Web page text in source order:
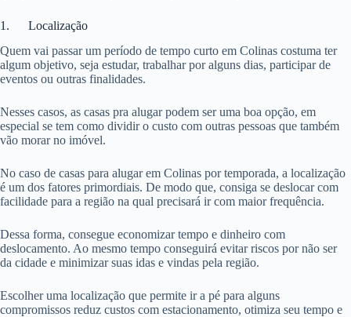
1. Localização
Quem vai passar um período de tempo curto em Colinas costuma ter
algum objetivo, seja estudar, trabalhar por alguns dias, participar de
eventos ou outras finalidades.
Nesses casos, as casas pra alugar podem ser uma boa opção, em
especial se tem como dividir o custo com outras pessoas que também
vão morar no imóvel.
No caso de casas para alugar em Colinas por temporada, a localização
é um dos fatores primordiais. De modo que, consiga se deslocar com
facilidade para a região na qual precisará ir com maior frequência.
Dessa forma, consegue economizar tempo e dinheiro com
deslocamento. Ao mesmo tempo conseguirá evitar riscos por não ser
da cidade e minimizar suas idas e vindas pela região.
Escolher uma localização que permite ir a pé para alguns
compromissos reduz custos com estacionamento, otimiza seu tempo e